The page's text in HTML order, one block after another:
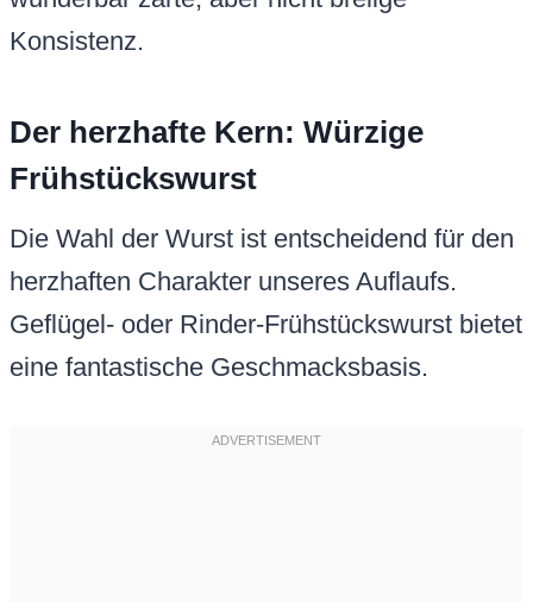
Konsistenz.
Der herzhafte Kern: Würzige
Frühstückswurst
Die Wahl der Wurst ist entscheidend für den
herzhaften Charakter unseres Auflaufs.
Geflügel- oder Rinder-Frühstückswurst bietet
eine fantastische Geschmacksbasis.